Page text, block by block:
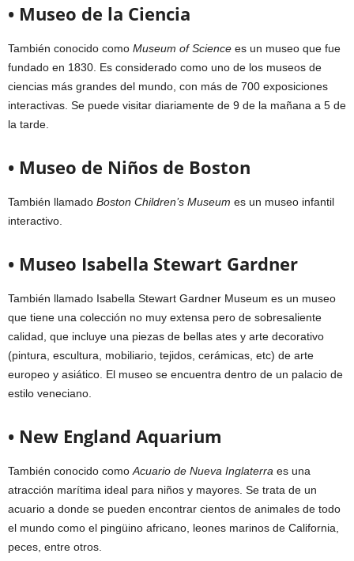
• Museo de la Ciencia
También conocido como Museum of Science es un museo que fue
fundado en 1830. Es considerado como uno de los museos de
ciencias más grandes del mundo, con más de 700 exposiciones
interactivas. Se puede visitar diariamente de 9 de la mañana a 5 de
la tarde.
• Museo de Niños de Boston
También llamado Boston Children’s Museum es un museo infantil
interactivo.
• Museo Isabella Stewart Gardner
También llamado Isabella Stewart Gardner Museum es un museo
que tiene una colección no muy extensa pero de sobresaliente
calidad, que incluye una piezas de bellas ates y arte decorativo
(pintura, escultura, mobiliario, tejidos, cerámicas, etc) de arte
europeo y asiático. El museo se encuentra dentro de un palacio de
estilo veneciano.
• New England Aquarium
También conocido como Acuario de Nueva Inglaterra es una
atracción marítima ideal para niños y mayores. Se trata de un
acuario a donde se pueden encontrar cientos de animales de todo
el mundo como el pingüino africano, leones marinos de California,
peces, entre otros.